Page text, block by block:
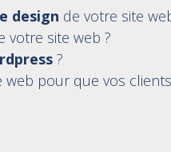
design de votre site
votre site web ?
?
web pour que vos